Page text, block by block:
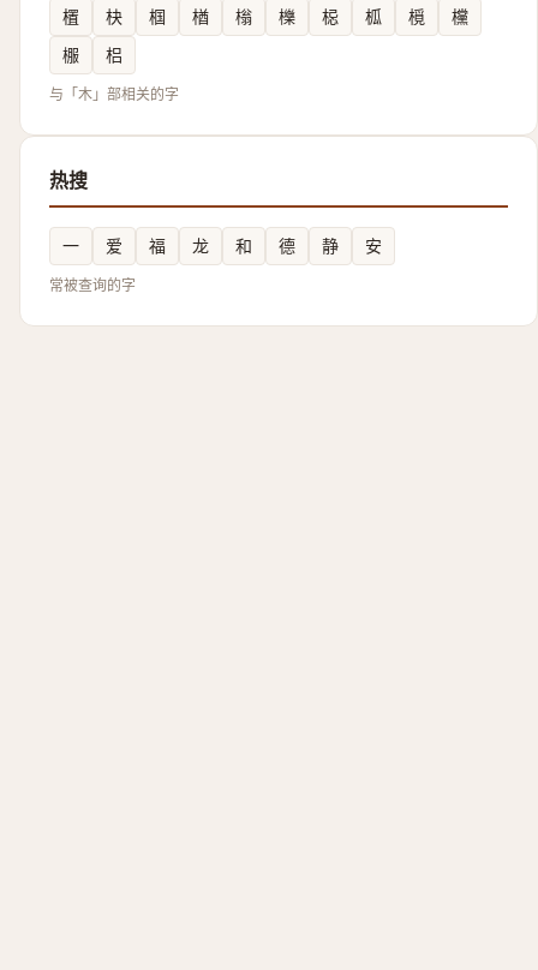
㯰 㭈 椢 楢 㮬 櫟 梞 柧 㯒
欓
棴
梠
与「木」部相关的字
热搜
一 爱 福 龙 和 德 静 安
常被查询的字